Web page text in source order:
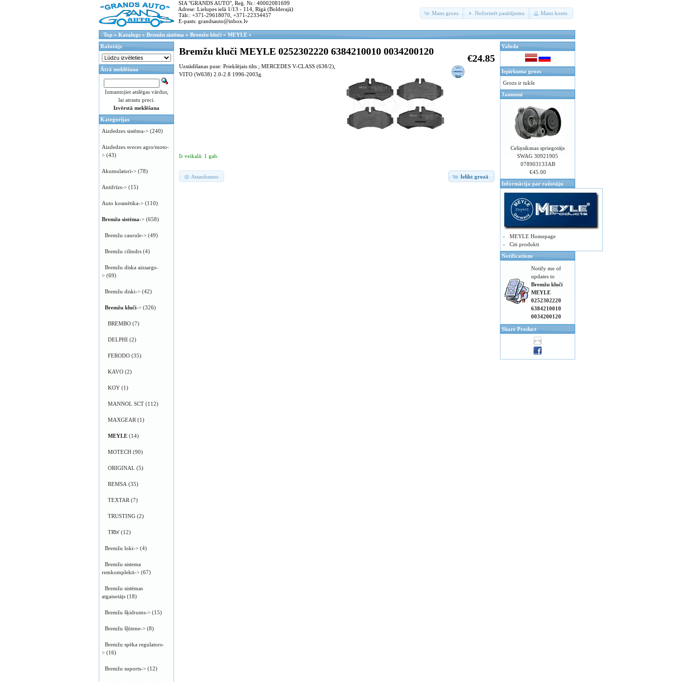
Mans grozs Noformēt pasūtījumu Mans konts
SIA "GRANDS AUTO", Reģ. Nr.: 40002081699
Adrese: Lielupes ielā 1/13 - 114, Rīgā (Bolderajā)
Tālr.: +371-29618070, +371-22334457
E-pasts: grandsauto@inbox.lv
Top » Katalogs » Bremžu sistēma » Bremžu kluči » MEYLE »
€24.85
Bremžu kluči MEYLE 0252302220 6384210010 0034200120
Uzstādīšanas puse: Priekšējais tilts ; MERCEDES V-CLASS (638/2),
VITO (W638) 2.0-2.8 1996-2003g.
Ir veikalā: 1 gab.
Ielikt grozā
Atsauksmes
Ražotājs
Ātrā meklēšana
Izmantojiet atslēgas vārdus,
lai atrastu preci.
Izvērstā meklēšana
Kategorijas
Aizdedzes sistēma-> (240)
Aizdedzes sveces agro/moto-
> (43)
Akumulatori-> (78)
Antifrīzs-> (15)
Auto kosmētika-> (110)
Bremžu sistēma-> (658)
Bremžu caurule-> (49)
Bremžu cilindrs (4)
Bremžu diska aizsargs-
> (69)
Bremžu diski-> (42)
Bremžu kluči-> (326)
BREMBO (7)
DELPHI (2)
FERODO (35)
KAVO (2)
KOY (1)
MANNOL SCT (112)
MAXGEAR (1)
MEYLE (14)
MOTECH (90)
ORIGINAL (5)
REMSA (35)
TEXTAR (7)
TRUSTING (2)
TRW(12)
Bremžu loki-> (4)
Bremžu sistema
remkomplekti-> (67)
Bremžu sistēmas
atgaisotājs (18)
Bremžu šķidrums-> (15)
Bremžu šļūtene-> (8)
Bremžu spēka regulators-
> (16)
Bremžu suports-> (12)
Valoda
Iepirkuma grozs
Grozs ir tukšs
Jaunumi
Celiņsiksnas spriegotājs
SWAG 30921905
078903133AB
€45.00
Informācija par ražotāju
-
MEYLE Homepage
-
Citi produkti
Notifications
Notify me of
updates to
Bremžu kluči
MEYLE
0252302220
6384210010
0034200120
Share Product